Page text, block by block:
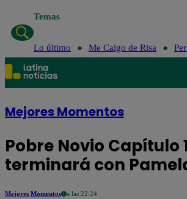
Temas
Lo último Me Caigo de Risa
Mejores Momentos
Pobre Novio Capítulo
terminará con
Mejores Momentos a las 22:24